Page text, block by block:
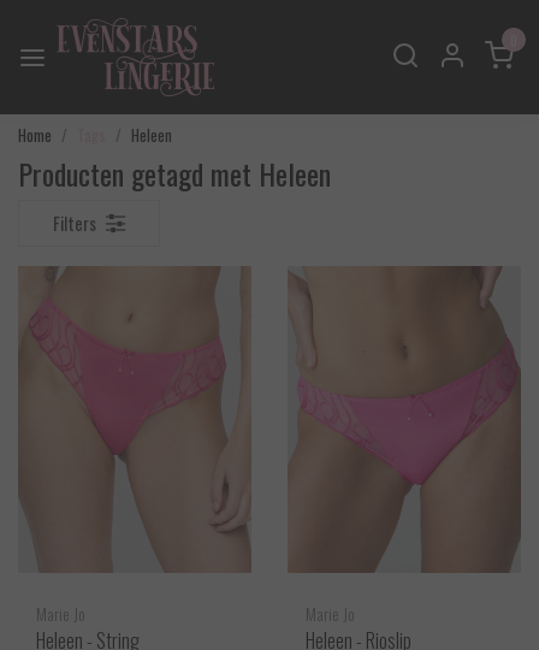
Home Heleen
Producten getagd met Heleen
Filters
Marie Jo
Heleen - String
Marie Jo
Heleen - Rioslip